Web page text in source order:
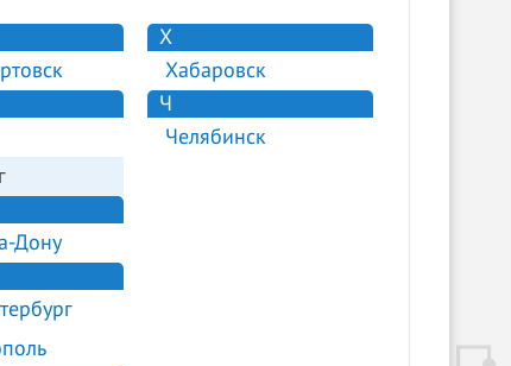
Дону
Х
Хабаровск
Ч
Челябинск